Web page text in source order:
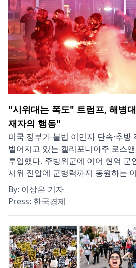
"시위대는 폭도" 트럼프, 해병
재자의 행동"
미국 정부가 불법 이민자 단속·추
벌어지고 있는 캘리포니아주 로스
투입했다. 주방위군에 이어 현역 군
시위 진압에 군병력까지 동원하는
By: 이상은 기자
Press: 한국경제